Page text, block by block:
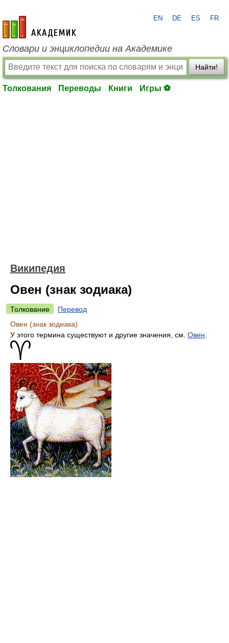
academic.ru
EN DE ES FR
Словари и энциклопедии на Академике
Найти!
Толкования Переводы Книги Игры ⚽
Википедия
Овен (знак зодиака)
Толкование
Перевод
Овен (знак зодиака)
У этого термина существуют и другие значения, см. Овен